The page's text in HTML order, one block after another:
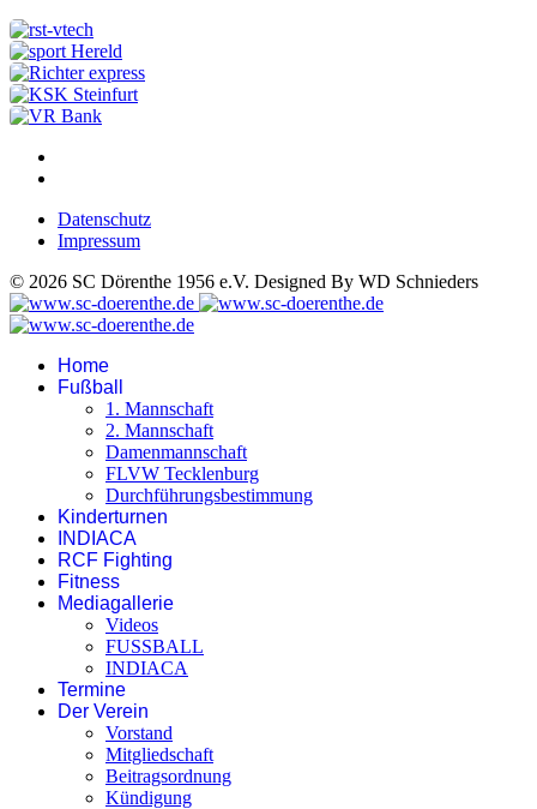
Datenschutz
Impressum
© 2026 SC Dörenthe 1956 e.V. Designed By WD Schnieders
Home
Fußball
1. Mannschaft
2. Mannschaft
Damenmannschaft
FLVW Tecklenburg
Durchführungsbestimmung
Kinderturnen
INDIACA
RCF Fighting
Fitness
Mediagallerie
Videos
FUSSBALL
INDIACA
Termine
Der Verein
Vorstand
Mitgliedschaft
Beitragsordnung
Kündigung